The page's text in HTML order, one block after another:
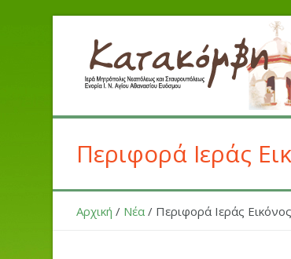
Περιφορά Ιεράς
Αρχική / Νέα / Περιφορά Ιεράς